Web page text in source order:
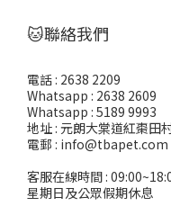
🐱聯絡我們
電話 : 2638 2209
Whatsapp : 2638 2609
Whatsapp : 5189 9993
地址 : 元朗大棠道紅棗田
電郵 : info@tbapet.com
客服在線時間 :
星期日及公眾假期休息